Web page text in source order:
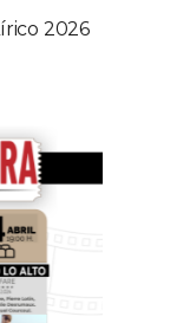
2026